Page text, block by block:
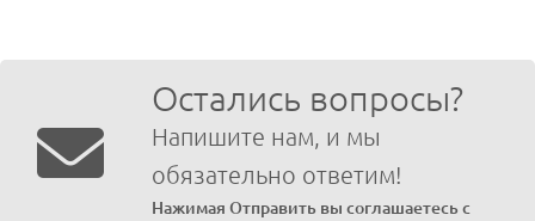
Остались вопросы?
Напишите нам, и мы
обязательно ответим!
Нажимая Отправить вы соглашаетесь с